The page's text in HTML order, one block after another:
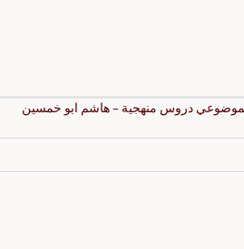
دروس منهجية – هاشم ابو خمسين